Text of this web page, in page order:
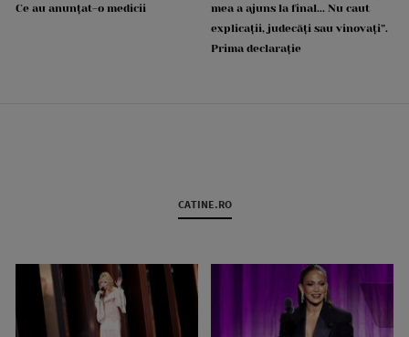
Ce au anunțat-o medicii
mea a ajuns la final... Nu caut
explicații, judecăți sau vinovați”.
Prima declarație
CATINE.RO